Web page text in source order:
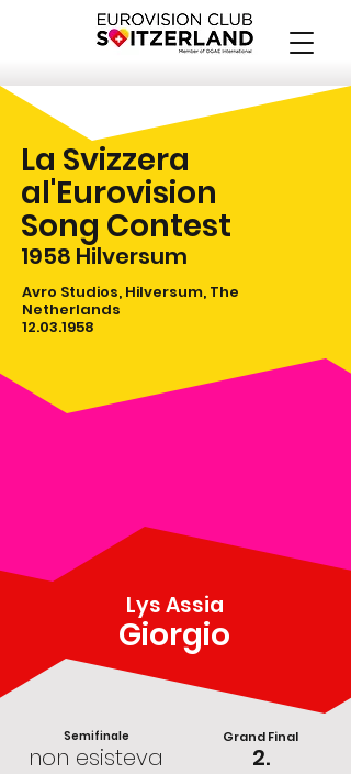
La Svizzera
al'Eurovision
Song Contest
Hilversum
1958
Avro Studios, Hilversum, The
Netherlands
12.03.1958
Lys Assia
Giorgio
Semifinale
non esisteva
Grand Final
2.